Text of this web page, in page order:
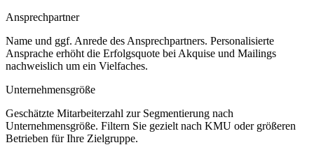
Ansprechpartner
Name und ggf. Anrede des Ansprechpartners. Personalisierte
Ansprache erhöht die Erfolgsquote bei Akquise und Mailings
nachweislich um ein Vielfaches.
Unternehmensgröße
Geschätzte Mitarbeiterzahl zur Segmentierung nach
Unternehmensgröße. Filtern Sie gezielt nach KMU oder größeren
Betrieben für Ihre Zielgruppe.